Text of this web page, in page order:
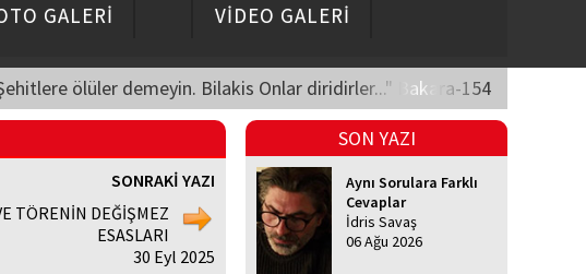
GALERİ VİDEO GALERİ
ölüler demeyin. Bilakis Onlar diridirler..." Bakara-154
SONRAKİ YAZI
TÖRENİN DEĞİŞMEZ
ESASLARI
30 Eyl 2025
SON YAZI
Aynı Sorulara Farklı
Cevaplar
İdris Savaş
06 Ağu 2026